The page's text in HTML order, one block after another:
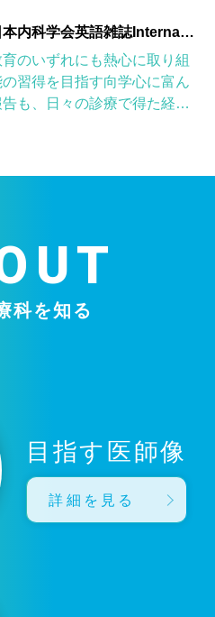
森岳雄助教の症例報告が日本内科学会英語雑誌Internal Medicineに掲載されました
のいずれにも熱心に取り組
習得を目指す向学心に富ん
も、日々の診療で得た経験
科を知る
目指す医師像
詳細を見る